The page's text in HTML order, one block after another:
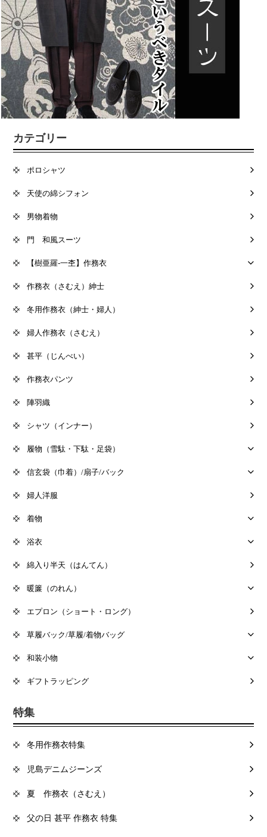
カテゴリー
ポロシャツ
天使の綿シフォン
男物着物
門 和風スーツ
【樹亜羅-一杢】作務衣
作務衣（さむえ）紳士
冬用作務衣（紳士・婦人）
婦人作務衣（さむえ）
甚平（じんべい）
作務衣パンツ
陣羽織
シャツ（インナー）
履物（雪駄・下駄・足袋）
信玄袋（巾着）/扇子/バック
婦人洋服
着物
浴衣
綿入り半天（はんてん）
暖簾（のれん）
エプロン（ショート・ロング）
草履バック/草履/着物バッグ
和装小物
ギフトラッピング
特集
冬用作務衣特集
児島デニムジーンズ
夏 作務衣（さむえ）
父の日 甚平 作務衣 特集